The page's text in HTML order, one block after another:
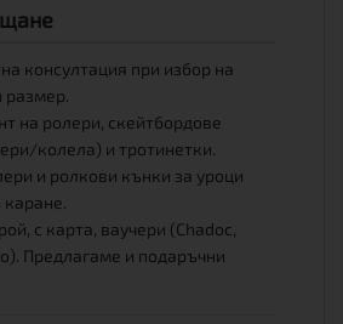
консултация при избор на
размер.
на ролери, скейтбордове
колела) и тротинетки.
и ролкови кънки за уроци
каране.
с карта, ваучери (Chadoc,
Предлагаме и подаръчни